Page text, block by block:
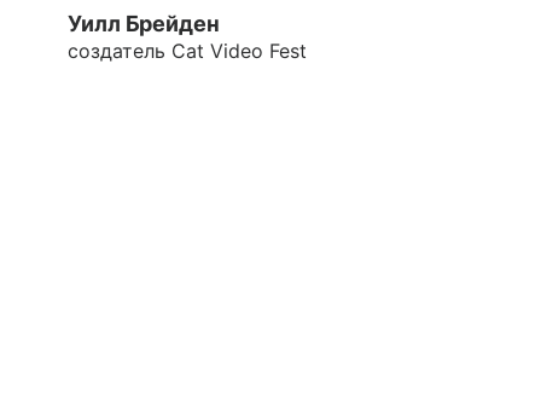
Уилл Брейден
создатель Cat Video Fest